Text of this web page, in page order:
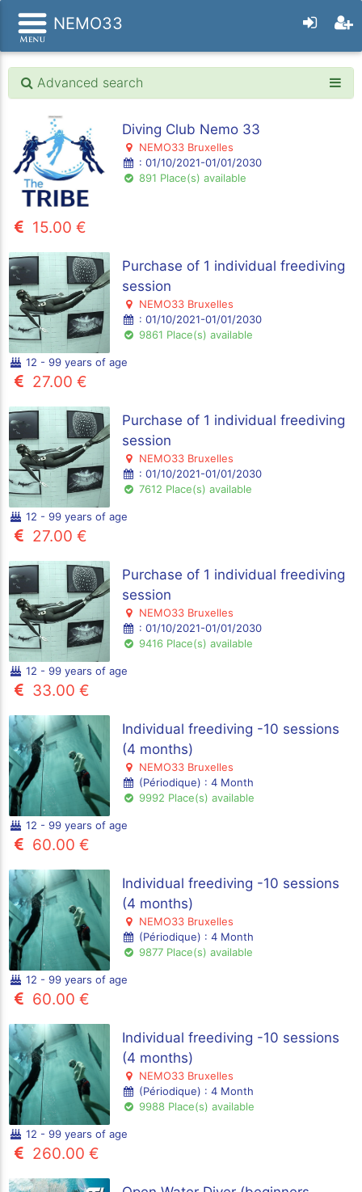
NEMO33
Advanced search
Diving Club Nemo 33
NEMO33 Bruxelles
: 01/10/2021-01/01/2030
891 Place(s) available
15.00 €
Purchase of 1 individual freediving
session
NEMO33 Bruxelles
: 01/10/2021-01/01/2030
9861 Place(s) available
12 - 99 years of age
27.00 €
Purchase of 1 individual freediving
session
NEMO33 Bruxelles
: 01/10/2021-01/01/2030
7612 Place(s) available
12 - 99 years of age
27.00 €
Purchase of 1 individual freediving
session
NEMO33 Bruxelles
: 01/10/2021-01/01/2030
9416 Place(s) available
12 - 99 years of age
33.00 €
Individual freediving -10 sessions
(4 months)
NEMO33 Bruxelles
(Périodique) : 4 Month
9992 Place(s) available
12 - 99 years of age
60.00 €
Individual freediving -10 sessions
(4 months)
NEMO33 Bruxelles
(Périodique) : 4 Month
9877 Place(s) available
12 - 99 years of age
60.00 €
Individual freediving -10 sessions
(4 months)
NEMO33 Bruxelles
(Périodique) : 4 Month
9988 Place(s) available
12 - 99 years of age
260.00 €